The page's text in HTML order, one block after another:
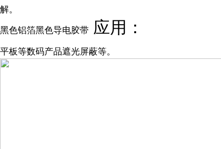
解。
黑色铝箔黑色导电胶带 应用：
平板等数码产品遮光屏蔽等。